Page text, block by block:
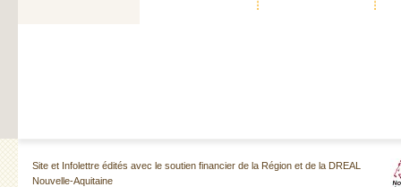
Site et Infolettre édités avec le soutien financier de la Région et de la DREAL
Nouvelle-Aquitaine